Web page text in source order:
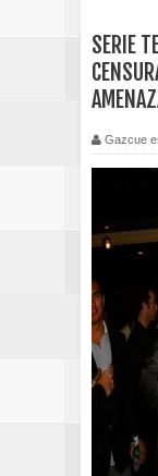
SERIE
Gazcue